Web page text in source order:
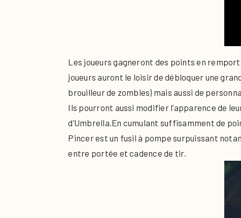
Les joueurs gagneront des points en
joueurs auront le loisir de débloquer une
brouilleur de zombies) mais aussi de
Ils pourront aussi modifier l’apparence de
d’Umbrella.En cumulant suffisamment de
Pincer est un fusil à pompe surpuissant
entre portée et cadence de tir.